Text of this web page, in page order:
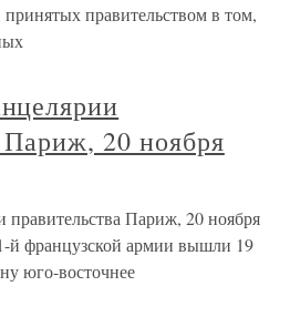
правительством в том,
Париж, 20 ноября
Париж, 20 ноября
й французской армии вышли 19
юго-восточнее